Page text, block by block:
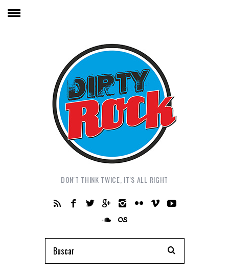
DON'T THINK TWICE, IT'S ALL RIGHT